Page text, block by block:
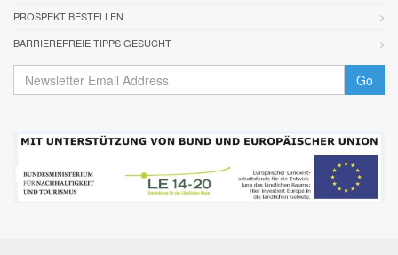
PROSPEKT BESTELLEN
BARRIEREFREIE TIPPS GESUCHT
Go